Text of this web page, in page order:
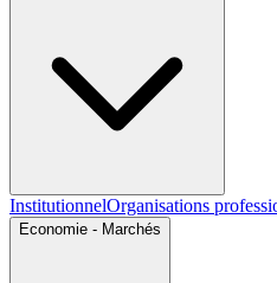
InstitutionnelOrganisations
Economie - Marchés